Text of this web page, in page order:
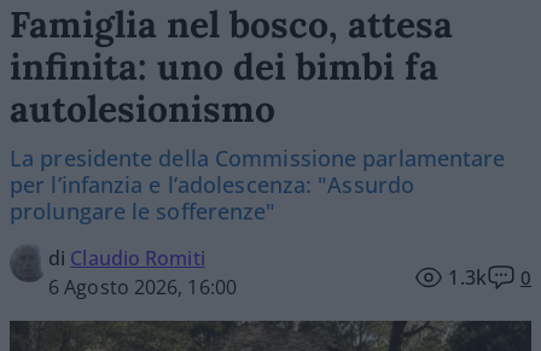
Famiglia nel bosco, attesa
infinita: uno dei bimbi fa
autolesionismo
La presidente della Commissione parlamentare
per l’infanzia e l’adolescenza: "Assurdo
prolungare le sofferenze"
di Claudio Romiti
6 Agosto 2026, 16:00
1.3k 0